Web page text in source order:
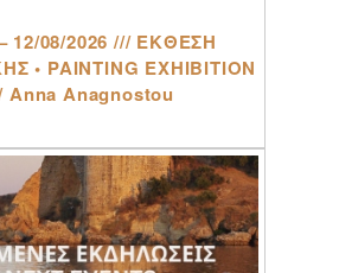
12/08/2026 /// ΕΚΘΕΣΗ
• PAINTING EXHIBITION
Anna Anagnostou